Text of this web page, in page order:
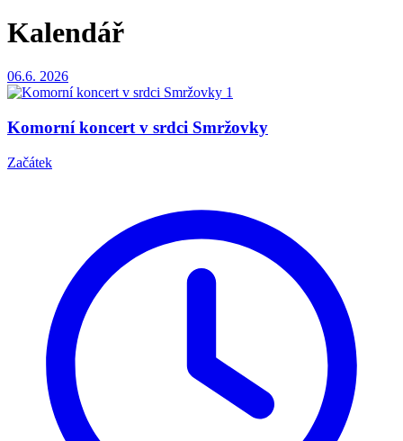
Kalendář
06.6. 2026
Komorní koncert v srdci Smržovky
Začátek